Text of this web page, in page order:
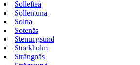
Sollefteå
Sollentuna
Solna
Sotenäs
Stenungsund
Stockholm
Strängnäs